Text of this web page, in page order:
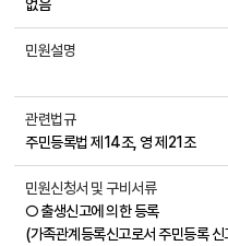
없음
민원설명
관련법규
주민등록법 제14조, 영 제21조
민원신청서 및 구비서류
○ 출생신고에 의한 등록
(가족관계등록신고로서 주민등록